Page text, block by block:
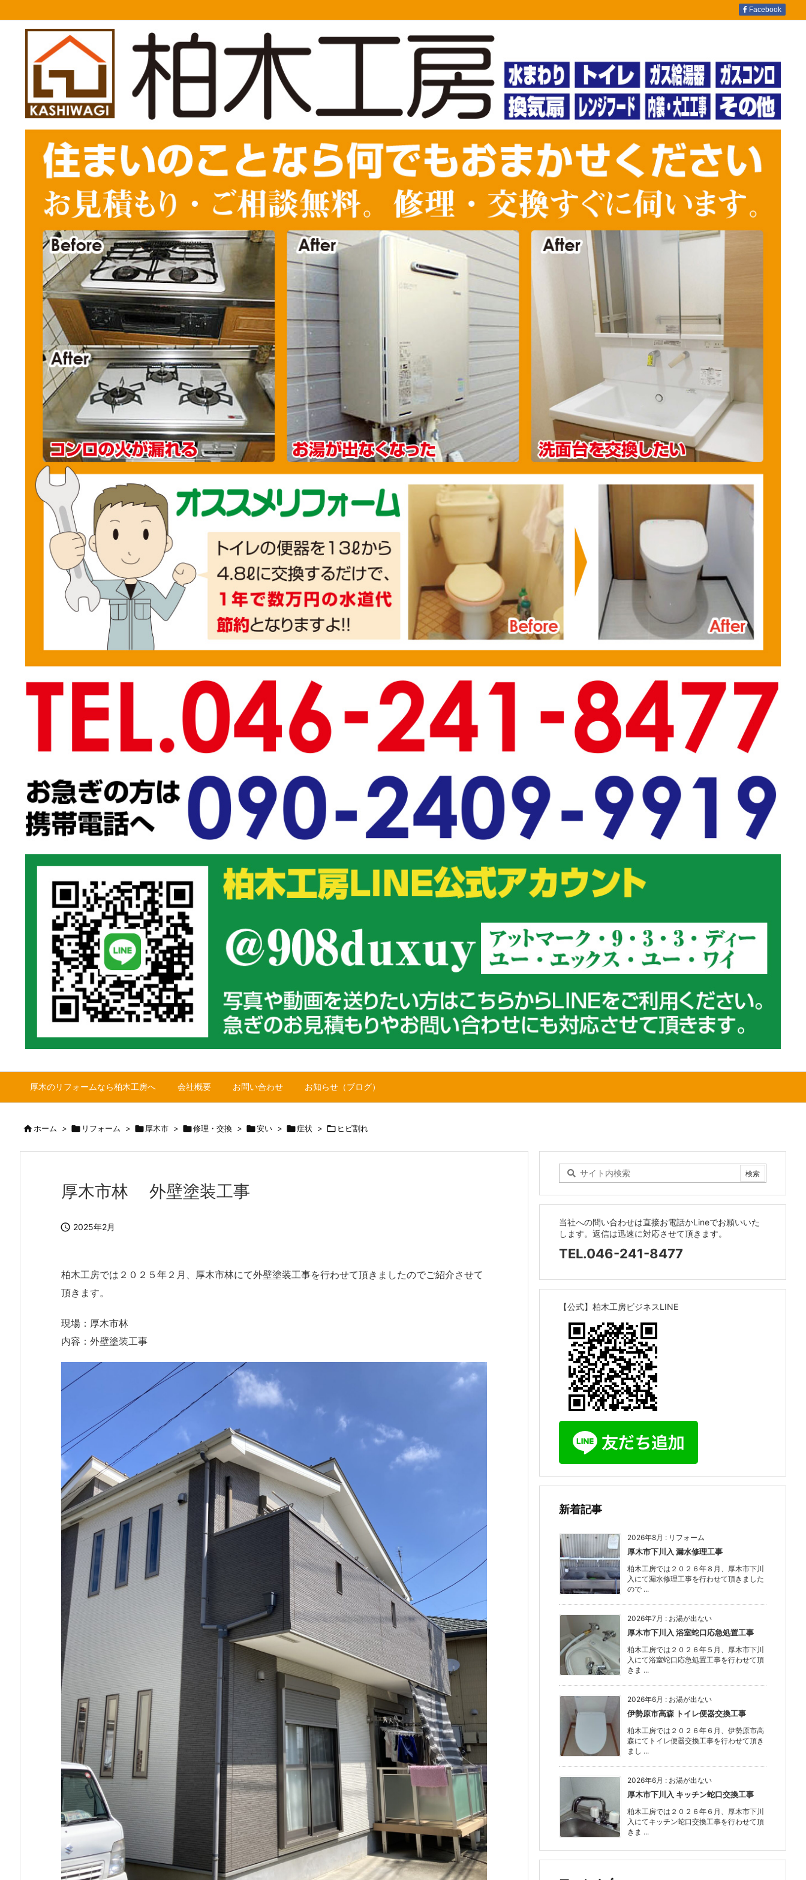
厚木のリフォームなら柏木工房へ 会社概要 お問い合わせ お知らせ（ブログ）
Facebook
ホーム >  リフォーム > 厚木市 > 修理・交換 > 安い > 症状 >  ヒビ割れ
厚木市林 外壁塗装工事
 2025年2月
柏木工房では２０２５年２月、厚木市林にて外壁塗装工事を行わせて頂きましたのでご紹介させて
頂きます。
現場：厚木市林
内容：外壁塗装工事
当社への問い合わせは直接お電話かLineでお願いいた
します。返信は迅速に対応させて頂きます。
TEL.046-241-8477
【公式】柏木工房ビジネスLINE
新着記事
2026年8月 : リフォーム
厚木市下川入 漏水修理工事
柏木工房では２０２６年８月、厚木市下川
入にて漏水修理工事を行わせて頂きました
ので ...
2026年7月 : お湯が出ない
厚木市下川入 浴室蛇口応急処置工事
柏木工房では２０２６年５月、厚木市下川
入にて浴室蛇口応急処置工事を行わせて頂
きま ...
2026年6月 : お湯が出ない
伊勢原市高森 トイレ便器交換工事
柏木工房では２０２６年６月、伊勢原市高
森にてトイレ便器交換工事を行わせて頂き
まし ...
2026年6月 : お湯が出ない
厚木市下川入 キッチン蛇口交換工事
柏木工房では２０２６年６月、厚木市下川
入にてキッチン蛇口交換工事を行わせて頂
きま ...